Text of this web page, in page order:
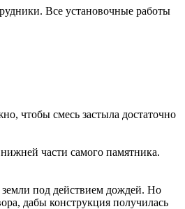
Все установочные работы
чтобы смесь застыла достаточно
части самого памятника.
земли под действием дождей. Но
дабы конструкция получилась